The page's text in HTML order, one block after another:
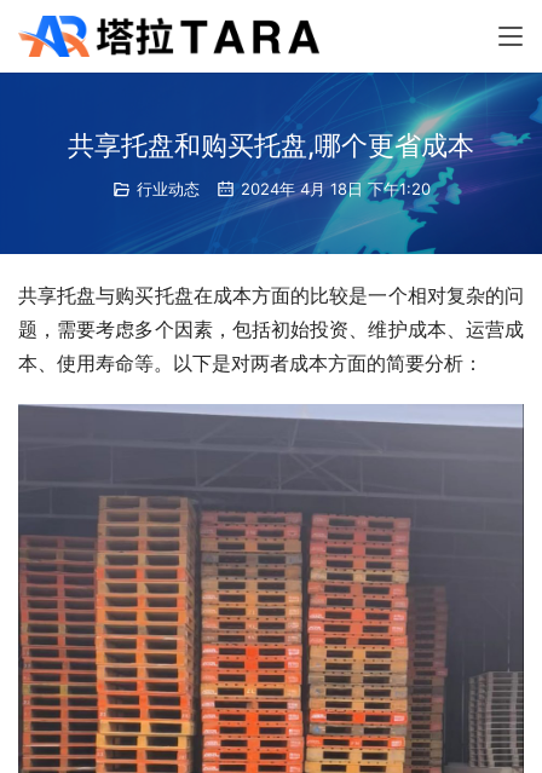
共享托盘和购买托盘,哪个更省成本
行业动态 2024年 4月 18日 下午1:20
共享托盘与购买托盘在成本方面的比较是一个相对复杂的问
题，需要考虑多个因素，包括初始投资、维护成本、运营成
本、使用寿命等。以下是对两者成本方面的简要分析：